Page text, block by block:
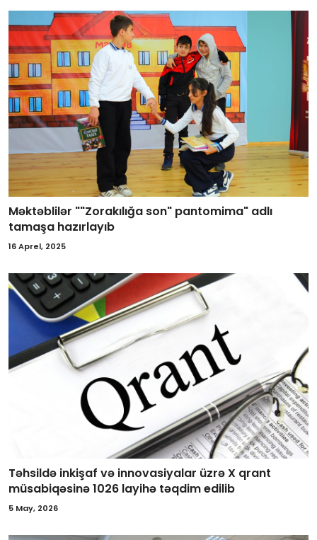
Məktəblilər ""Zorakılığa son" pantomima" adlı
tamaşa hazırlayıb
16 Aprel, 2025
Təhsildə inkişaf və innovasiyalar üzrə X qrant
müsabiqəsinə 1026 layihə təqdim edilib
5 May, 2026